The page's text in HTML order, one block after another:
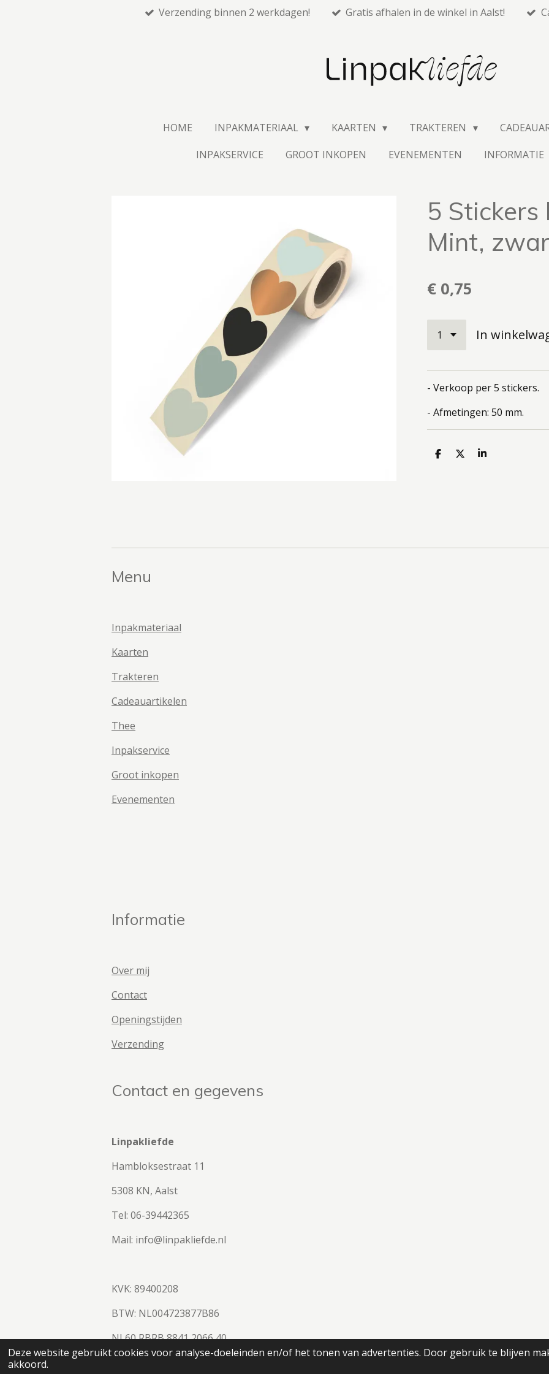
Deze website gebruikt cookies voor analyse-doeleinden en/of het tonen van advertenties. Door gebruik te blijven
akkoord.
Verzending binnen 2 werkdagen! Gratis afhalen in de winkel in Aalst!
HOME INPAKMATERIAAL KAARTEN TRAKTEREN
INPAKSERVICE
GROOT INKOPEN EVENEMENTEN INFORMATIE
5
Mint,
€ 0,75
In
- Verkoop per 5 stickers.
- Afmetingen: 50 mm.
D
D
S
Menu
Inpakmateriaal
Kaarten
Trakteren
Cadeauartikelen
Thee
Inpakservice
Groot inkopen
Evenementen
Informatie
Over mij
Contact
Openingstijden
Verzending
Contact en gegevens
Linpakliefde
Hambloksestraat 11
5308 KN, Aalst
Tel: 06-39442365
Mail: info@linpakliefde.nl
KVK: 89400208
BTW: NL004723877B86
NL60 RBRB 8841 2066 40
© 2023 - 2026 Linpakliefde